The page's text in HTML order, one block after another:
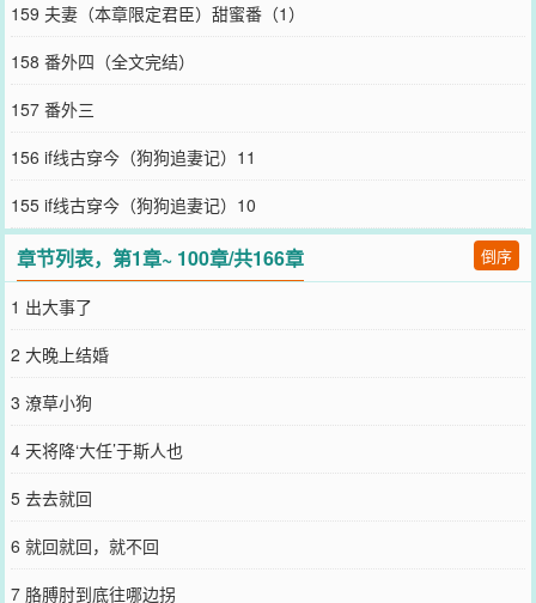
159 夫妻（本章限定君臣）甜蜜番（1）
158 番外四（全文完结）
157 番外三
156 if线古穿今（狗狗追妻记）11
155 if线古穿今（狗狗追妻记）10
章节列表，第1章~ 100章/共166章 倒序
1 出大事了
2 大晚上结婚
3 潦草小狗
4 天将降‘大任’于斯人也
5 去去就回
6 就回就回，就不回
7 胳膊肘到底往哪边拐